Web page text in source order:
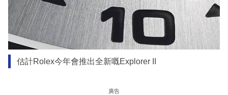
估計Rolex今年會推出全新嘅Explorer II
廣告